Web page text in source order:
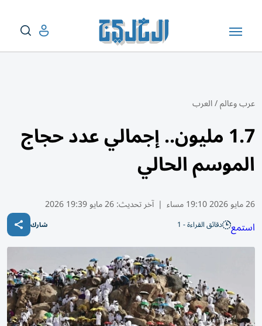
عرب وعالم/العرب
1.7 مليون.. إجمالي عدد حجاج
الموسم الحالي
26 مايو 2026 19:10 مساء | آخر تحديث:26 مايو 19:39 2026
استمع دقائق القراءة - 1 شارك